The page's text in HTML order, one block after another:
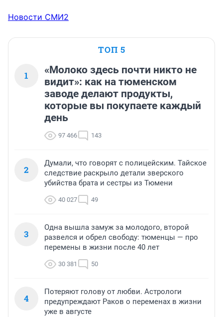
Новости СМИ2
ТОП 5
1
«Молоко здесь почти никто не
видит»: как на тюменском
заводе делают продукты,
которые вы покупаете каждый
день
97 466 143
2
Думали, что говорят с полицейским. Тайское
следствие раскрыло детали зверского
убийства брата и сестры из Тюмени
40 027 49
3
Одна вышла замуж за молодого, второй
развелся и обрел свободу: тюменцы — про
перемены в жизни после 40 лет
30 381 50
4
Потеряют голову от любви. Астрологи
предупреждают Раков о переменах в жизни
уже в августе